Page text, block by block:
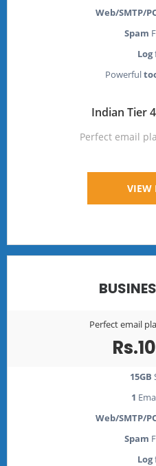
Web/SMTP/
Spam
Log
Powerful
Indian Tier
Perfect email
VIEW
Perfect email
15GB
1
Web/SMTP/
Spam
Log